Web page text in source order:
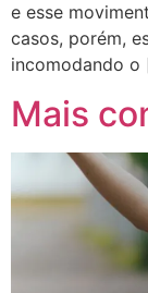
e esse
casos, porém,
incomodando o
Mais